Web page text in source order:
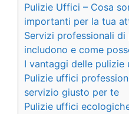
Pulizie Uffici – Cosa
importanti per la tua
Servizi professionali
includono e come
I vantaggi delle
Pulizie uffici
servizio giusto per te
Pulizie uffici